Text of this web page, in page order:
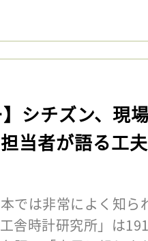
】シチズン、現
当者が語る工
では非常によく知ら
舎時計研究所」は